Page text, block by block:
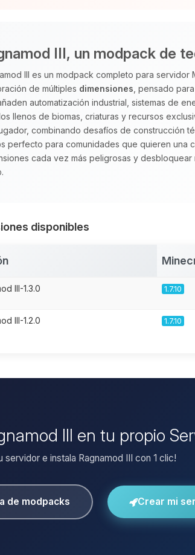
III, un modpack de
III es un modpack completo para servidor
de múltiples dimensiones , pensado
automatización industrial, sistemas de
llenos de biomas, criaturas y recursos
combinando desafíos de construcción
perfecto para comunidades que quieren una
cada vez más peligrosas y
disponibles
III-1.3.0 1.7.10
III-1.2.0 1.7.10
III en tu propio
servidor e instala Ragnamod III con 1 clic!
de modpacks Crear mi